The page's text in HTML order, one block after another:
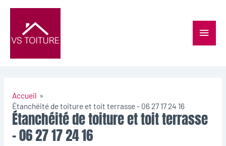
Accueil
Étanchéité de toiture et toit terrasse - 06 27 17 24 16
Étanchéité de toiture et toit terrasse
- 06 27 17 24 16